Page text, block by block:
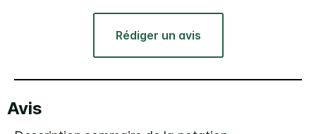
Rédiger un avis